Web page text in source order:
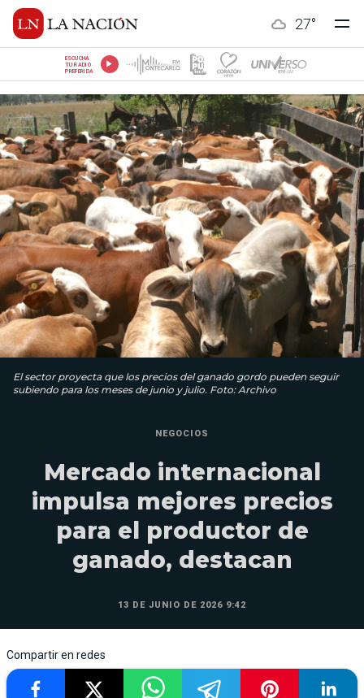
27°
ESCUCHÁ
TU RADIO
PREFERIDA
El sector proyecta que los precios del ganado gordo pueden seguir
subiendo para los meses de junio y julio. Foto: Archivo
NEGOCIOS
Mercado internacional
impulsa mejores precios
para el productor de
ganado, destacan
13 DE JUNIO DE 2026 9:42
Compartir en redes